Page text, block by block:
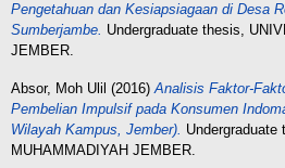
Pengetahuan dan Kesiapsiagaan di Desa
Sumberjambe. Undergraduate thesis,
JEMBER.
Absor, Moh Ulil (2016)Analisis Faktor-
Pembelian Impulsif pada Konsumen
Wilayah Kampus, Jember). Undergraduate
MUHAMMADIYAH JEMBER.